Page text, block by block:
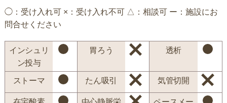
◯：受け入れ可 ×：受け入れ不可 △：相談可 ー：施設にお
問合せください
インシュリ
ン投与
胃ろう 透析
ストーマ たん吸引 気管切開